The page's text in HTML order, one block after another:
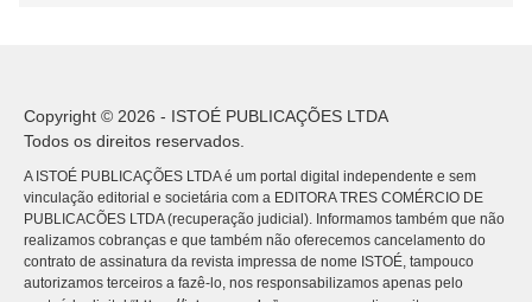
Copyright © 2026 - ISTOÉ PUBLICAÇÕES LTDA
Todos os direitos reservados.
A ISTOÉ PUBLICAÇÕES LTDA é um portal digital independente e sem
vinculação editorial e societária com a EDITORA TRES COMÉRCIO DE
PUBLICACÕES LTDA (recuperação judicial). Informamos também que não
realizamos cobranças e que também não oferecemos cancelamento do
contrato de assinatura da revista impressa de nome ISTOÉ, tampouco
autorizamos terceiros a fazê-lo, nos responsabilizamos apenas pelo